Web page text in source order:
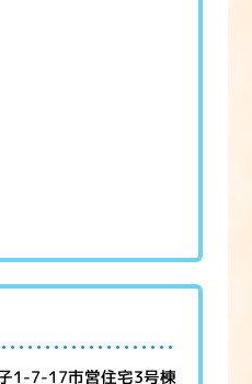
1-7-17市営住宅3号棟